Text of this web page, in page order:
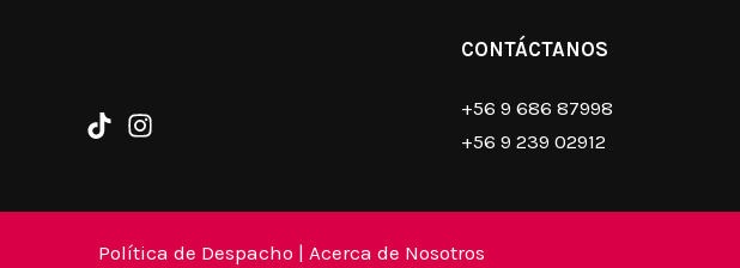
CONTÁCTANOS
+56 9 686 87998
+56 9 239 02912
Política de Despacho | Acerca de Nosotros